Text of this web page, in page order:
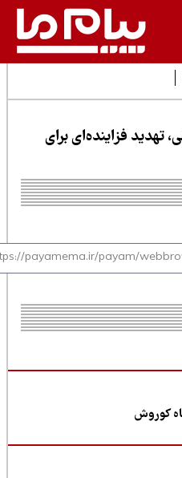
فزاینده‌ای برای